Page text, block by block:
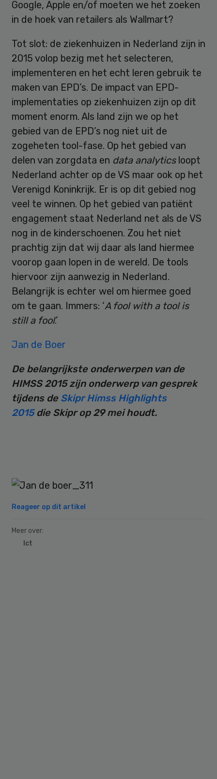
Google, Apple en/of moeten we het zoeken
in de hoek van retailers als Wallmart?
Tot slot: de ziekenhuizen in Nederland zijn in
2015 volop bezig met het selecteren,
implementeren en het echt leren gebruik te
maken van EPD’s. De impact van EPD-
implementaties op ziekenhuizen zijn op dit
moment enorm. Als land zijn we op het
gebied van de EPD’s nog niet uit de
zogeheten tool-fase. Op het gebied van
delen van zorgdata en data analyticsloopt
Nederland achter op de VS maar ook op het
Verenigd Koninkrijk. Er is op dit gebied nog
veel te winnen. Op het gebied van patiënt
engagement staat Nederland net als de VS
nog in de kinderschoenen. Zou het niet
prachtig zijn dat wij daar als land hiermee
voorop gaan lopen in de wereld. De tools
hiervoor zijn aanwezig in Nederland.
Belangrijk is echter wel om hiermee goed
om te gaan. Immers: ‘A fool with a tool is
still a fool.’
Jan de Boer
De belangrijkste onderwerpen van de
HIMSS 2015 zijn onderwerp van gesprek
tijdens deSkipr Himss Highlights
2015 die Skipr op 29 mei houdt.
Reageer op dit artikel
Meer over:
Ict